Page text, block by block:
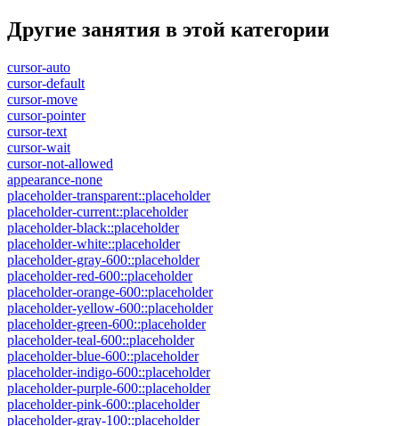
Другие занятия в этой категории
cursor-auto
cursor-default
cursor-move
cursor-pointer
cursor-text
cursor-wait
cursor-not-allowed
appearance-none
placeholder-transparent::placeholder
placeholder-current::placeholder
placeholder-black::placeholder
placeholder-white::placeholder
placeholder-gray-600::placeholder
placeholder-red-600::placeholder
placeholder-orange-600::placeholder
placeholder-yellow-600::placeholder
placeholder-green-600::placeholder
placeholder-teal-600::placeholder
placeholder-blue-600::placeholder
placeholder-indigo-600::placeholder
placeholder-purple-600::placeholder
placeholder-pink-600::placeholder
placeholder-gray-100::placeholder